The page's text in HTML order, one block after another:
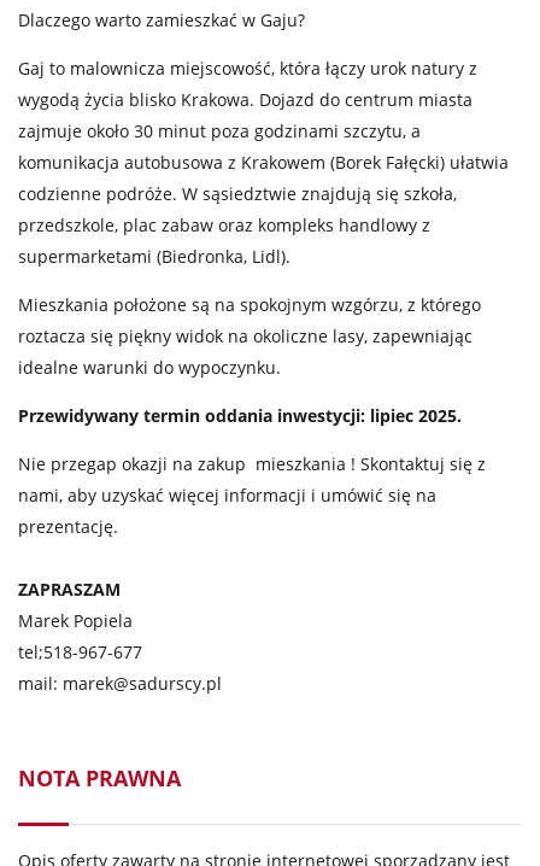
Dlaczego warto zamieszkać w Gaju?
Gaj to malownicza miejscowość, która łączy urok natury z
wygodą życia blisko Krakowa. Dojazd do centrum miasta
zajmuje około 30 minut poza godzinami szczytu, a
komunikacja autobusowa z Krakowem (Borek Fałęcki) ułatwia
codzienne podróże. W sąsiedztwie znajdują się szkoła,
przedszkole, plac zabaw oraz kompleks handlowy z
supermarketami (Biedronka, Lidl).
Mieszkania położone są na spokojnym wzgórzu, z którego
roztacza się piękny widok na okoliczne lasy, zapewniając
idealne warunki do wypoczynku.
Przewidywany termin oddania inwestycji: lipiec 2025.
Nie przegap okazji na zakup mieszkania ! Skontaktuj się z
nami, aby uzyskać więcej informacji i umówić się na
prezentację.
ZAPRASZAM
Marek Popiela
tel;518-967-677
mail: marek@sadurscy.pl
NOTA PRAWNA
Opis oferty zawarty na stronie internetowej sporządzany jest